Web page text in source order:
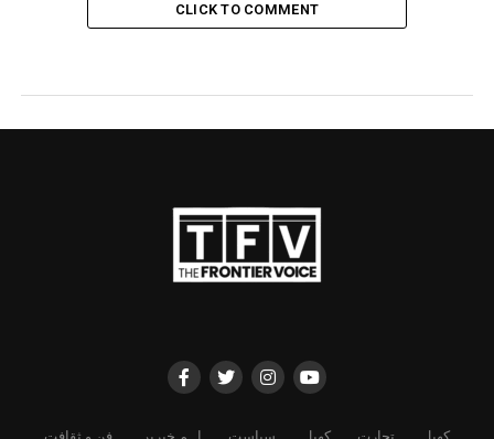
CLICK TO COMMENT